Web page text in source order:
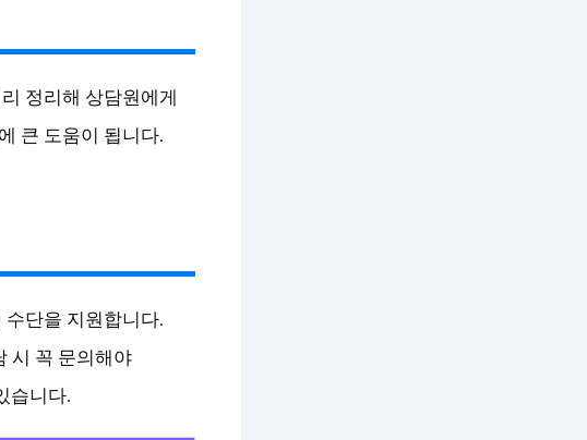
정리해 상담원에게
큰 도움이 됩니다.
단을 지원합니다.
시 꼭 문의해야
습니다.